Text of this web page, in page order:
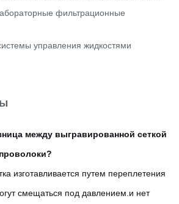
фильтрационные
управления жидкостями
между выгравированной сеткой
изготавливается путем переплетения
смещаться под давлением.и нет